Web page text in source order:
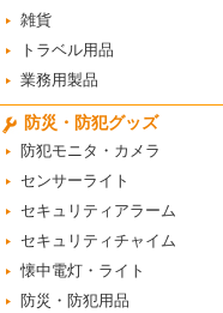
雑貨
トラベル用品
業務用製品
防災・防犯グッズ
防犯モニタ・カメラ
センサーライト
セキュリティアラーム
セキュリティチャイム
懐中電灯・ライト
防災・防犯用品